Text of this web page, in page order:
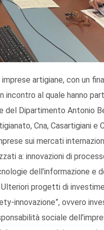
artigiane, con un
al quale hanno
del Dipartimento Antonio
Cna, Casartigiani e
sui mercati
a: innovazioni di
dell’informazione e
progetti di
innovazione”, ovvero
sociale